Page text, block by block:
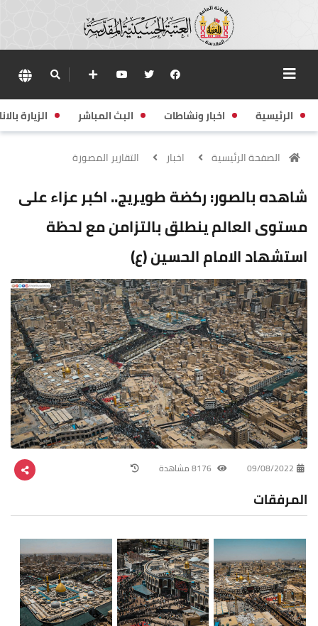
الرئيسية اخبار ونشاطات البث المباشر الزيارة
الصفحة الرئيسية اخبار التقارير المصورة
شاهده بالصور: ركضة طويريج.. اكبر عزاء على
مستوى العالم ينطلق بالتزامن مع لحظة
استشهاد الامام الحسين (ع)
09/08/2022
المرفقات